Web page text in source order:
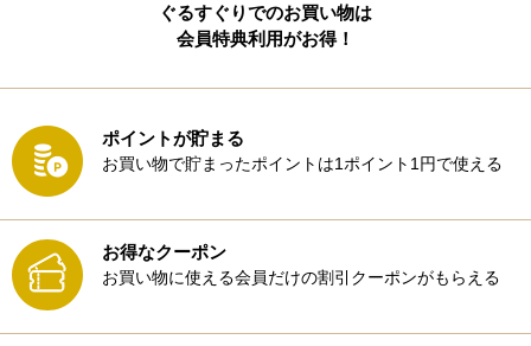
ぐるすぐりでのお買い物は
会員特典利用がお得！
ポイントが貯まる
お買い物で貯まったポイントは1ポイント1円で使える
お得なクーポン
お買い物に使える会員だけの割引クーポンがもらえる